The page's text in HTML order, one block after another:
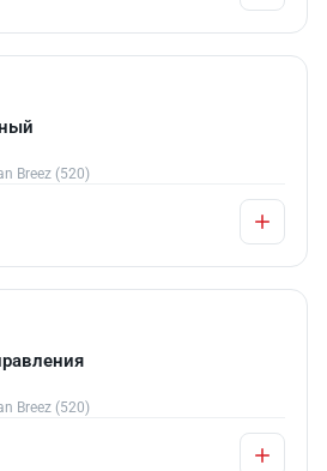
Breez (520)
Breez (520)